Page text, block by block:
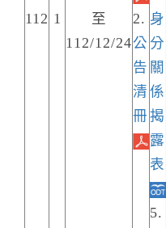
112 1
至
112/12/24
2.
公
告
清
冊
身
分
關
係
揭
露
表
5.